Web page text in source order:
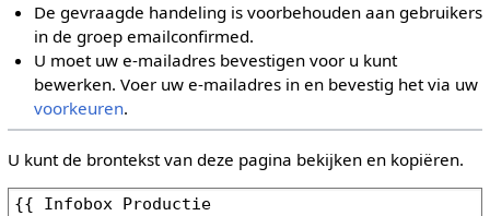
De gevraagde handeling is voorbehouden aan gebruikers
in de groep emailconfirmed.
U moet uw e-mailadres bevestigen voor u kunt
bewerken. Voer uw e-mailadres in en bevestig het via uw
voorkeuren.
U kunt de brontekst van deze pagina bekijken en kopiëren.